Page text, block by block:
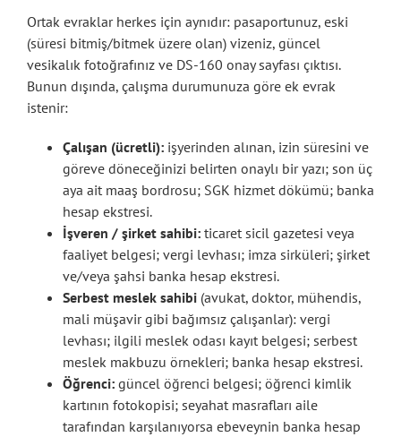
Ortak evraklar herkes için aynıdır: pasaportunuz, eski
(süresi bitmiş/bitmek üzere olan) vizeniz, güncel
vesikalık fotoğrafınız ve DS-160 onay sayfası çıktısı.
Bunun dışında, çalışma durumunuza göre ek evrak
istenir:
Çalışan (ücretli): işyerinden alınan, izin süresini ve
göreve döneceğinizi belirten onaylı bir yazı; son üç
aya ait maaş bordrosu; SGK hizmet dökümü; banka
hesap ekstresi.
İşveren / şirket sahibi: ticaret sicil gazetesi veya
faaliyet belgesi; vergi levhası; imza sirküleri; şirket
ve/veya şahsi banka hesap ekstresi.
Serbest meslek sahibi (avukat, doktor, mühendis,
mali müşavir gibi bağımsız çalışanlar): vergi
levhası; ilgili meslek odası kayıt belgesi; serbest
meslek makbuzu örnekleri; banka hesap ekstresi.
Öğrenci: güncel öğrenci belgesi; öğrenci kimlik
kartının fotokopisi; seyahat masrafları aile
tarafından karşılanıyorsa ebeveynin banka hesap